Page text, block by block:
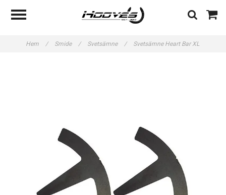
Hem / Smide / Svetsämne / Svetsämne Heart Bar XL